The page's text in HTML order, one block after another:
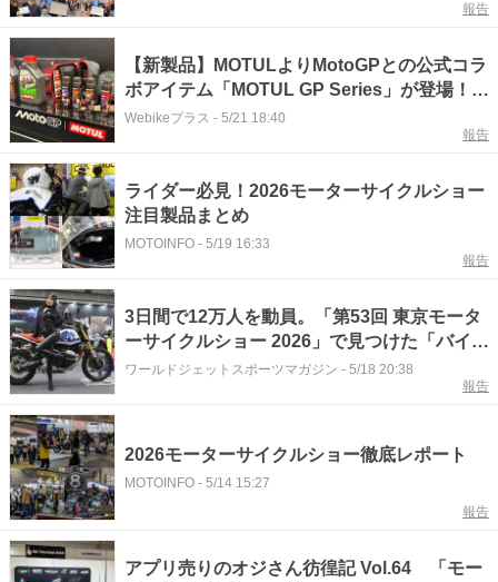
報告
【新製品】MOTULよりMotoGPとの公式コラ
ボアイテム「MOTUL GP Series」が登場！
東京モーターサイクルショーにて展示
Webikeプラス - 5/21 18:40
報告
ライダー必見！2026モーターサイクルショー
注目製品まとめ
MOTOINFO - 5/19 16:33
報告
3日間で12万人を動員。「第53回 東京モータ
ーサイクルショー 2026」で見つけた「バイク
を運ぶトレーラー」
ワールドジェットスポーツマガジン - 5/18 20:38
報告
2026モーターサイクルショー徹底レポート
MOTOINFO - 5/14 15:27
報告
アプリ売りのオジさん彷徨記 Vol.64 「モー